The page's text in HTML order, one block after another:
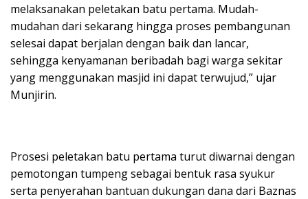
melaksanakan peletakan batu pertama. Mudah-
mudahan dari sekarang hingga proses pembangunan
selesai dapat berjalan dengan baik dan lancar,
sehingga kenyamanan beribadah bagi warga sekitar
yang menggunakan masjid ini dapat terwujud,” ujar
Munjirin.
Prosesi peletakan batu pertama turut diwarnai dengan
pemotongan tumpeng sebagai bentuk rasa syukur
serta penyerahan bantuan dukungan dana dari Baznas